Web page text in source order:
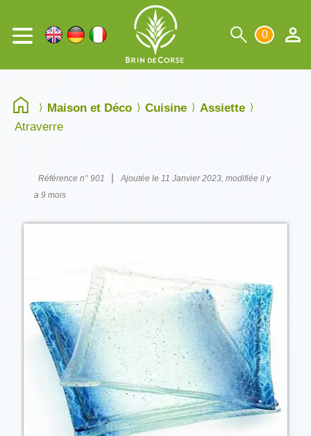
0
Maison et Déco Cuisine
Assiette
Atraverre
Référence n° 901 |
Ajoutée le 11 Janvier 2023, modifiée il y
a 9 mois